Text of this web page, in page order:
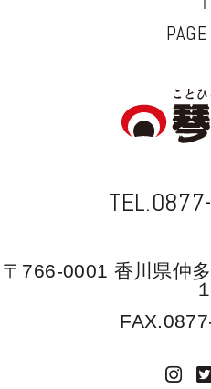
〒766-0001 香川県仲
１